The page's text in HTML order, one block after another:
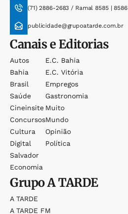
(71) 2886-2683 / Ramal 8585 | 8586
publicidade@grupoatarde.com.br
Canais e Editorias
Autos
Bahia
Brasil
Saúde
Cineinsite
Concursos
Cultura
Digital
Salvador
Economia
E.c. Bahia
E.c. Vitória
Empregos
Gastronomia
Muito
Mundo
Opinião
Política
GrupoA TARDE
A TARDE
A TARDE FM